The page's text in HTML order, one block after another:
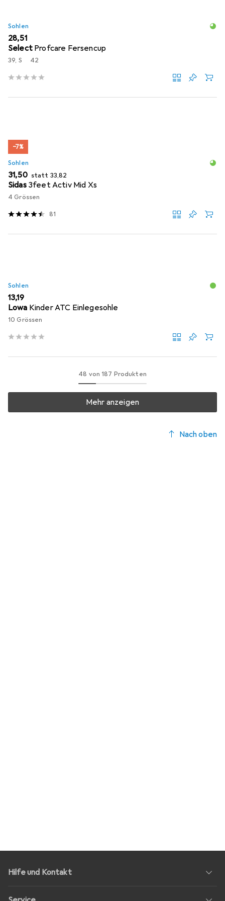
Sohlen
EUR
28,51
Select Profcare Fersencup
39, S 42
−7%
Sohlen
EUR
31,50 statt EUR
33,82
Sidas 3feet Activ Mid Xs
4 Grössen
81
Sohlen
EUR
13,19
Lowa Kinder ATC Einlegesohle
10 Grössen
48 von 187 Produkten
Mehr anzeigen
Nach oben
Hilfe und Kontakt